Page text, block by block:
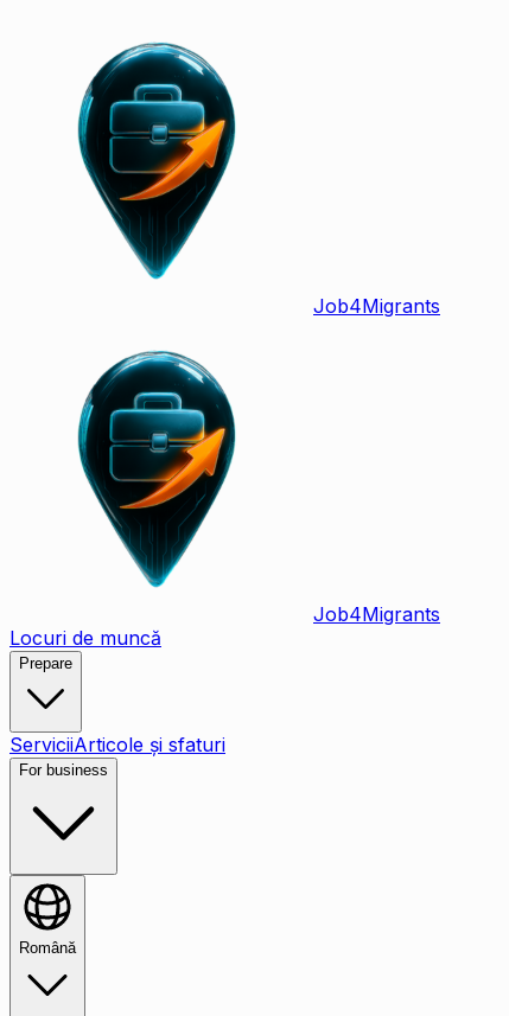
Job4Migrants
Job4Migrants
Locuri de muncă
Prepare
ServiciiArticole și sfaturi
For business
Română